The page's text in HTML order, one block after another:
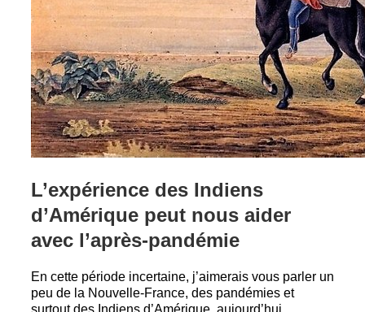
L’expérience des Indiens
d’Amérique peut nous aider
avec l’après-pandémie
En cette période incertaine, j’aimerais vous parler un
peu de la Nouvelle-France, des pandémies et
surtout des Indiens d’Amérique, aujourd’hui